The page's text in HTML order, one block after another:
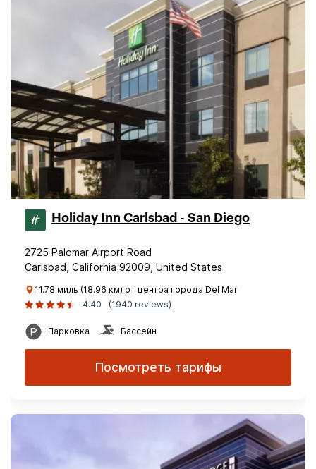
Holiday Inn Carlsbad - San Diego
2725 Palomar Airport Road
Carlsbad, California 92009, United States
11.78 миль (18.96 км) от центра города Del Mar
4.40
(1940 reviews)
Парковка Бассейн
Посмотреть тарифы